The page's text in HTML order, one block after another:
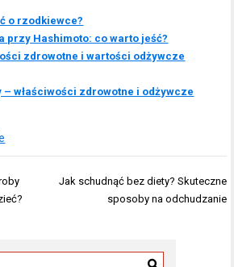
o rzodkiewce?
przy Hashimoto: co warto jeść?
zdrowotne i wartości odżywcze
właściwości zdrowotne i odżywcze
Jak schudnąć bez diety? Skuteczne
sposoby na odchudzanie